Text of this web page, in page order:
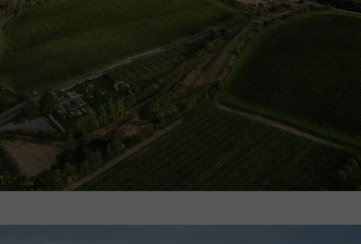
a prodej. Hostům jsou k dispozici dva apartmány pro příležitostné nocování.
Bezprostřední kontakt s krajinou, umožněný velkoplošným prosklením,
velkorysými terasami a pochozí střechou, vnáší do prostoru různorodost
přírodních nálad a ročních období. Použití materiálů, jako jsou pohledový
beton, sklo, kov a dubová a akátová dřevina, je čisté a přímé a podporuje
organickou formu stavby. Zároveň je kladen maximální důraz na preciznost
řemeslného zpracování a detaily.
Stavba je navržena s maximálním respektem k okolní krajině. Je kompletně
překryta obloukovou extenzivní vegetační střechou, aby po rozvinutí
vegetace byla v dálkových pohledech téměř neviditelná. Okolí stavby je
doplněno množstvím nových keřů a vzrostlých stromů také z důvodu